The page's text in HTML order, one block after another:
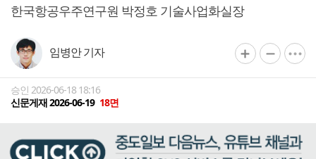
한국항공우주연구원 박정호 기술사업화실장
임병안 기자
승인 2026-06-18 18:16
신문게재 2026-06-19 18면